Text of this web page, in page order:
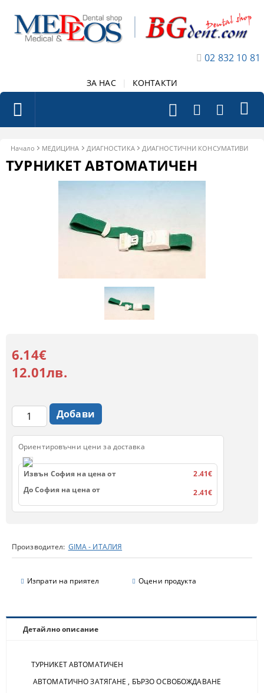
02 832 10 81
ЗА НАС КОНТАКТИ
Начало МЕДИЦИНА ДИАГНОСТИКА ДИАГНОСТИЧНИ КОНСУМАТИВИ
ТУРНИКЕТ АВТОМАТИЧЕН
Производител: GIMA - ИТАЛИЯ
Изпрати на приятел Оцени продукта
6.14€
12.01лв.
Ориентировъчни цени за доставка
Извън София на цена от
2.41€
До София на цена от
2.41€
Детайлно описание
ТУРНИКЕТ АВТОМАТИЧЕН
АВТОМАТИЧНО ЗАТЯГАНЕ , БЪРЗО ОСВОБОЖДАВАНЕ